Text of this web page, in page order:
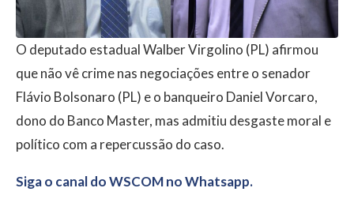
O deputado estadual Walber Virgolino (PL) afirmou
que não vê crime nas negociações entre o senador
Flávio Bolsonaro (PL) e o banqueiro Daniel Vorcaro,
dono do Banco Master, mas admitiu desgaste moral e
político com a repercussão do caso.
Siga o canal do WSCOM no Whatsapp.